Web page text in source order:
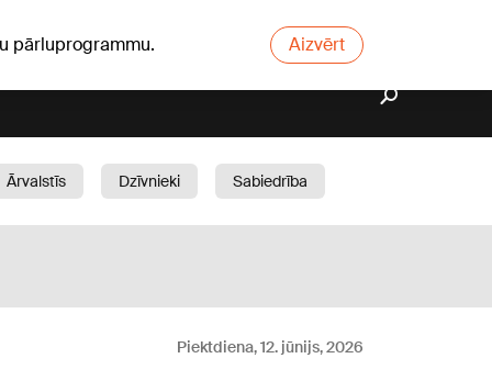
pārluprogrammu. Aizvērt
Ārvalstīs Dzīvnieki
Sabiedrība
Piektdiena, 12. jūnijs, 2026